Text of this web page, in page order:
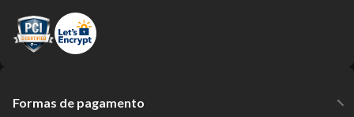
Formas de pagamento